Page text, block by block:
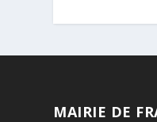
MAIRIE DE